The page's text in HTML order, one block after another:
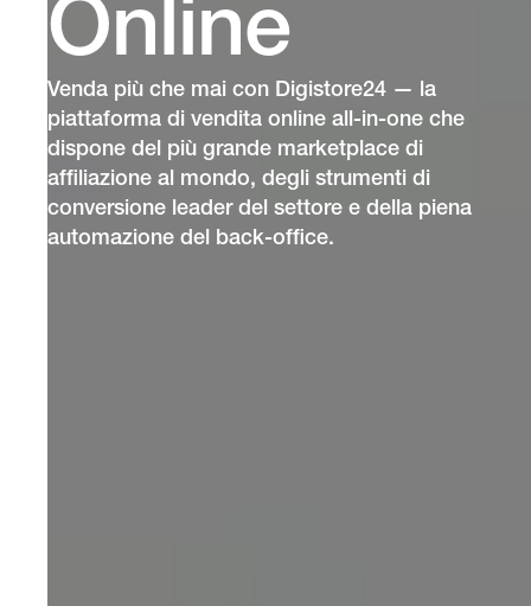
Online
Venda più che mai con Digistore24 — la
piattaforma di vendita online all-in-one che
dispone del più grande marketplace di
affiliazione al mondo, degli strumenti di
conversione leader del settore e della piena
automazione del back-office.